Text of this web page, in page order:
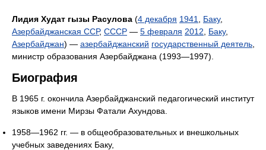
Лидия Худат гызы Расулова (4 декабря 1941 Баку,
Азербайджанская ССР, СССР — 5 февраля 2012 Баку,
Азербайджан) — азербайджанский государственный деятель
министр образования Азербайджана (1993—1997).
Биография
В 1965 г. окончила Азербайджанский педагогический институт
языков имени Мирзы Фатали Ахундова.
1958—1962 гг. — в общеобразовательных и внешкольных
учебных заведениях Баку,